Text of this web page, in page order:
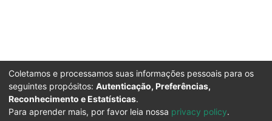
Coletamos e processamos suas informações pessoais para os
seguintes propósitos: Autenticação, Preferências,
Reconhecimento e Estatísticas.
Para aprender mais, por favor leia nossa privacy policy.